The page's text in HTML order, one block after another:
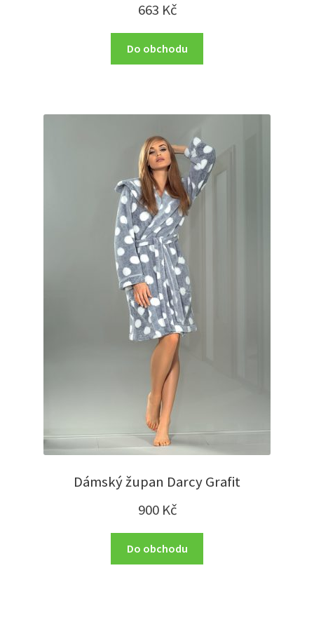
663 Kč
Do obchodu
Dámský župan Darcy Grafit
900 Kč
Do obchodu